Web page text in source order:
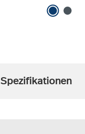
Spezifikationen